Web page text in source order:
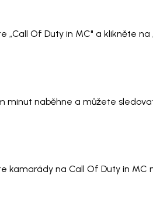
Of Duty in MC" a klikněte
minut naběhne a můžete
kamarády na Call Of Duty in